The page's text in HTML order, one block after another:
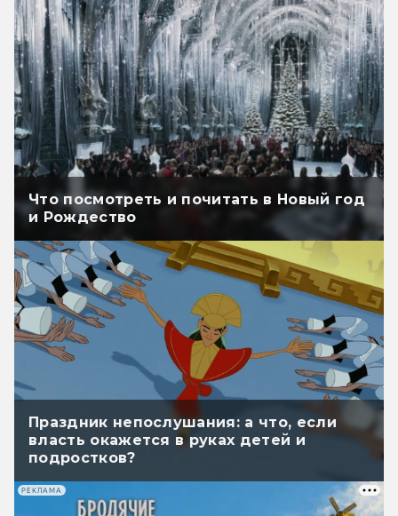
Что посмотреть и почитать в Новый год
и Рождество
Праздник непослушания: а что, если
власть окажется в руках детей и
подростков?
РЕКЛАМА